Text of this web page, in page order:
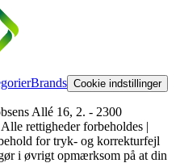
Brands Cookie indstillinger
Allé 16, 2. - 2300
rettigheder forbeholdes |
for tryk- og korrekturfejl
i øvrigt opmærksom på at din